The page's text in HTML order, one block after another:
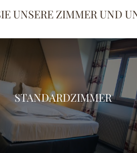
UNSERE ZIMMER UND
STANDARDZIMMER